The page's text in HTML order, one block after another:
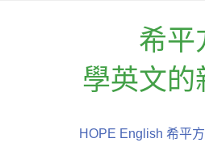
希平
學英文的
HOPE English 希平